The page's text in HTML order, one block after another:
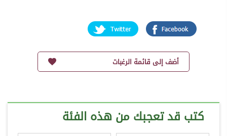
أضف إلى قائمة الرغبات
كتب قد تعجبك من هذه الفئة